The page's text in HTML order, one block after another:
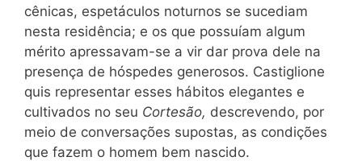
cênicas, espetáculos noturnos se sucediam
nesta residência; e os que possuíam algum
mérito apressavam-se a vir dar prova dele na
presença de hóspedes generosos. Castiglione
quis representar esses hábitos elegantes e
cultivados no seu Cortesão, descrevendo, por
meio de conversações supostas, as condições
que fazem o homem bem nascido.